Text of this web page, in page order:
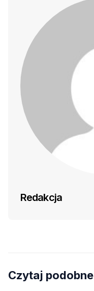
Redakcja
Czytaj podobne